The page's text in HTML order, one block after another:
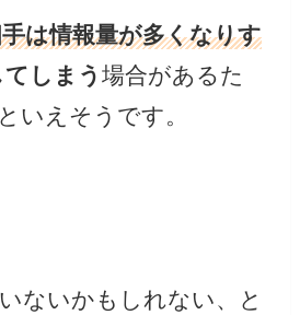
は情報量が多くなりす
てしまう場合があるた
いえそうです。
ないかもしれない、と